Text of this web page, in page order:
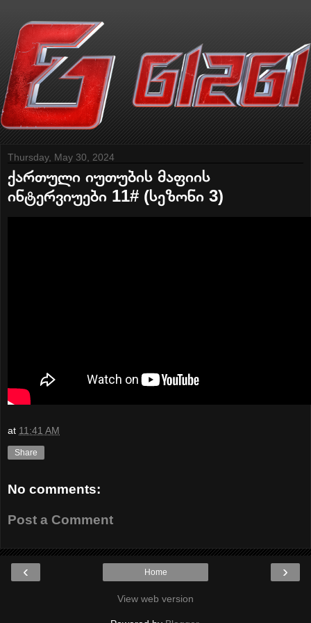
Thursday, May 30, 2024
ქართული იუთუბის მაფიის
ინტერვიუები 11# (სეზონი 3)
at 11:41 AM
Share
No comments:
Post a Comment
‹ ›
Home
View web version